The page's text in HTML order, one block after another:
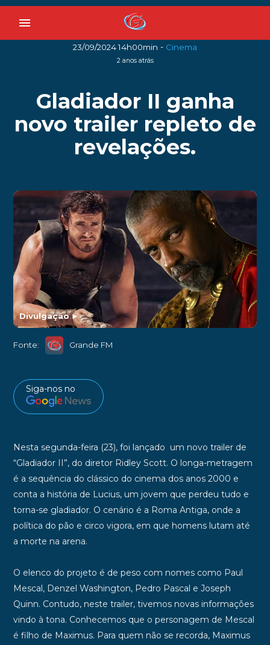
menu
23/09/2024 14h00min - Cinema
2 anos atrás
Gladiador II ganha
novo trailer repleto de
revelações.
Divulgação►
Fonte: Grande FM
Siga-nos no
Nesta segunda-feira (23), foi lançado um novo trailer de
“Gladiador II”, do diretor Ridley Scott. O longa-metragem
é a sequência do clássico do cinema dos anos 2000 e
conta a história de Lucius, um jovem que perdeu tudo e
torna-se gladiador. O cenário é a Roma Antiga, onde a
política do pão e circo vigora, em que homens lutam até
a morte na arena.
O elenco do projeto é de peso com nomes como Paul
Mescal, Denzel Washington, Pedro Pascal e Joseph
Quinn. Contudo, neste trailer, tivemos novas informações
vindo à tona. Conhecemos que o personagem de Mescal
é filho de Maximus. Para quem não se recorda, Maximus